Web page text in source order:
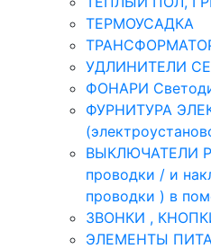
ТЕРМОУСАДКА
УДЛИНИТЕЛИ
ФОНАРИ
ФУРНИТУРА
ВЫКЛЮЧАТЕЛИ
проводки / и
проводки ) в
ЗВОНКИ ,
ЭЛЕМЕНТЫ